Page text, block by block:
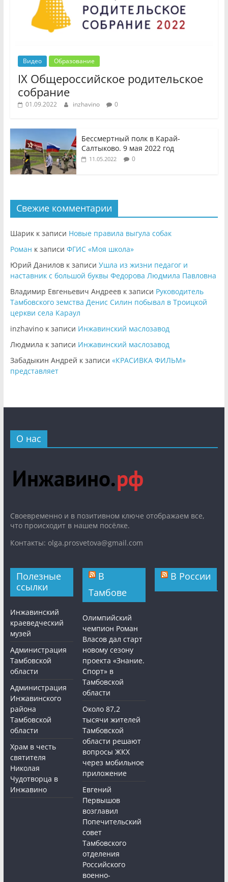
Видео Образование
IX Общероссийское родительское
собрание
01.09.2022 inzhavino 0
Бессмертный полк в Карай-
Салтыково. 9 мая 2022 год
11.05.2022 0
Свежие комментарии
Шарикк записи Новые правила выгула собак
Роман к записи ФГИС «Моя школа»
Юрий Даниловк записи Ушла из жизни педагог и
наставник с большой буквы Федорова Людмила Павловна
Владимир Евгеньевич Андреевк записи Руководитель
Тамбовского земства Денис Силин побывал в Троицкой
церкви села Караул
inzhavinoк записи Инжавинский маслозавод
Людмила к записи Инжавинский маслозавод
Забадыкин Андрей к записи «КРАСИВКА ФИЛЬМ»
представляет
О нас
Cвоевременно и в позитивном ключе отображаем все,
что происходит в нашем посёлке.
Контакты: olga.prosvetova@gmail.com
Полезные
ссылки
Инжавинский
краеведческий
музей
Администрация
Тамбовской
области
Администрация
Инжавинского
района
Тамбовской
области
Храм в честь
святителя
Николая
Чудотворца в
Инжавино
В
Тамбове
Олимпийский
чемпион Роман
Власов дал старт
новому сезону
проекта «Знание.
Спорт» в
Тамбовской
области
Около 87,2
тысячи жителей
Тамбовской
области решают
вопросы ЖКХ
через мобильное
приложение
Евгений
Первышов
возглавил
Попечительский
совет
Тамбовского
отделения
Российского
военно-
В России